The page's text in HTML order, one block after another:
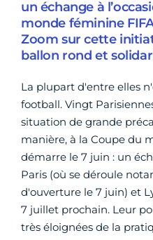
un échange à
monde féminine
Zoom sur cette
ballon rond et
La plupart d'entre elles
football. Vingt
situation de grande
manière, à la Coupe du
démarre le 7 juin : un
Paris (où se déroule
d'ouverture le 7 juin) et
7 juillet prochain. Leur
très éloignées de la